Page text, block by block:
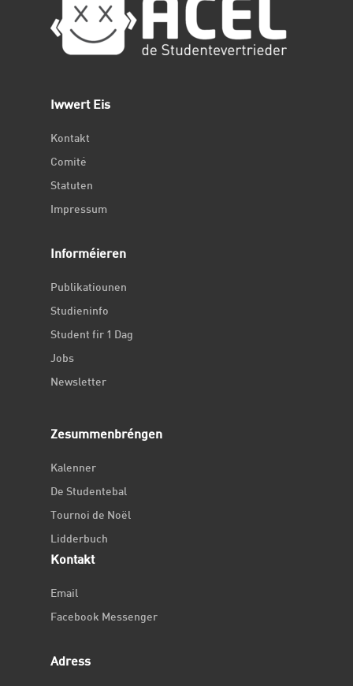
Iwwert Eis
Kontakt
Comité
Statuten
Impressum
Informéieren
Publikatiounen
Studieninfo
Student fir 1 Dag
Jobs
Newsletter
Zesummenbréngen
Kalenner
De Studentebal
Tournoi de Noël
Lidderbuch
Kontakt
Email
Facebook Messenger
Adress